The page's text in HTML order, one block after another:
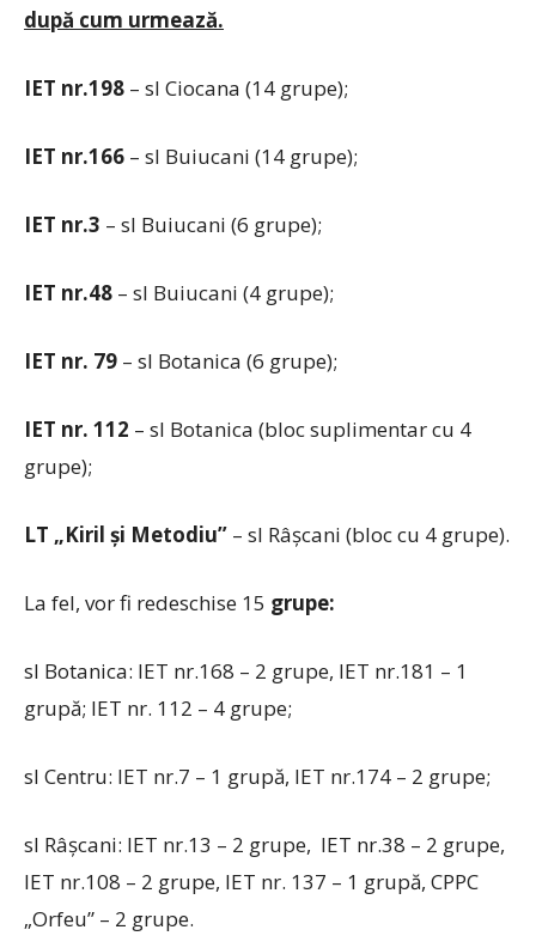
după cum urmează.
IET nr.198 – sl Ciocana (14 grupe);
IET nr.166 – sl Buiucani (14 grupe);
IET nr.3 – sl Buiucani (6 grupe);
IET nr.48 – sl Buiucani (4 grupe);
IET nr. 79 – sl Botanica (6 grupe);
IET nr. 112 – sl Botanica (bloc suplimentar cu 4
grupe);
LT „Kiril şi Metodiu” – sl Râşcani (bloc cu 4 grupe).
La fel, vor fi redeschise 15 grupe:
sl Botanica: IET nr.168 – 2 grupe, IET nr.181 – 1
grupă; IET nr. 112 – 4 grupe;
sl Centru: IET nr.7 – 1 grupă, IET nr.174 – 2 grupe;
sl Râşcani: IET nr.13 – 2 grupe, IET nr.38 – 2 grupe,
IET nr.108 – 2 grupe, IET nr. 137 – 1 grupă, CPPC
„Orfeu” – 2 grupe.